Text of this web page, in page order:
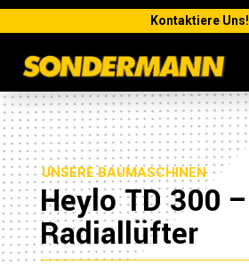
Kontaktiere Uns!
UNSERE BAUMASCHINEN
Heylo TD 300 –
Radiallüfter